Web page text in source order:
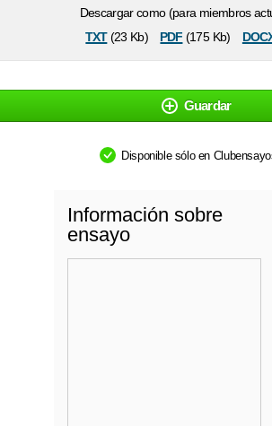
Descargar como (para miembros
txt(23 Kb) pdf (175 Kb)
Guardar
Disponible sólo en
Información sobre
ensayo